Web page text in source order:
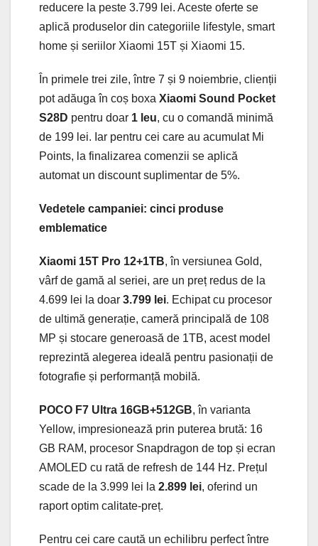
reducere la peste 3.799 lei. Aceste oferte se
aplică produselor din categoriile lifestyle, smart
home și seriilor Xiaomi 15T și Xiaomi 15.
În primele trei zile, între 7 și 9 noiembrie, clienții
pot adăuga în coș boxa Xiaomi Sound Pocket
S28D pentru doar 1 leu, cu o comandă minimă
de 199 lei. Iar pentru cei care au acumulat Mi
Points, la finalizarea comenzii se aplică
automat un discount suplimentar de 5%.
Vedetele campaniei: cinci produse
emblematice
Xiaomi 15T Pro 12+1TB, în versiunea Gold,
vârf de gamă al seriei, are un preț redus de la
4.699 lei la doar 3.799 lei. Echipat cu procesor
de ultimă generație, cameră principală de 108
MP și stocare generoasă de 1TB, acest model
reprezintă alegerea ideală pentru pasionații de
fotografie și performanță mobilă.
POCO F7 Ultra 16GB+512GB, în varianta
Yellow, impresionează prin puterea brută: 16
GB RAM, procesor Snapdragon de top și ecran
AMOLED cu rată de refresh de 144 Hz. Prețul
scade de la 3.999 lei la 2.899 lei, oferind un
raport optim calitate-preț.
Pentru cei care caută un echilibru perfect între